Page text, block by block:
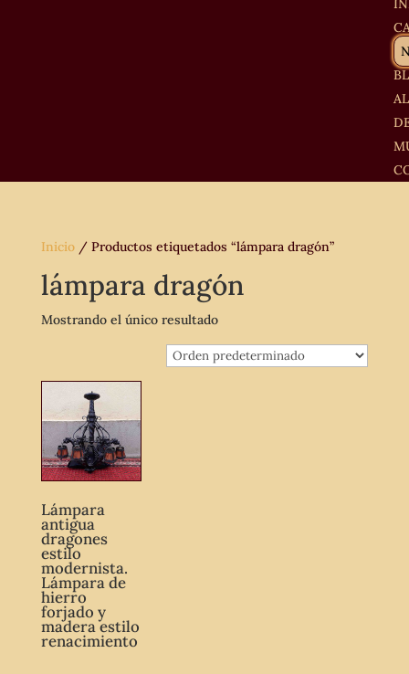
Inicio/ Productos etiquetados “lámpara dragón”
lámpara dragón
Mostrando el único resultado
Lámpara
antigua
dragones
estilo
modernista.
Lámpara de
hierro
forjado y
madera estilo
renacimiento